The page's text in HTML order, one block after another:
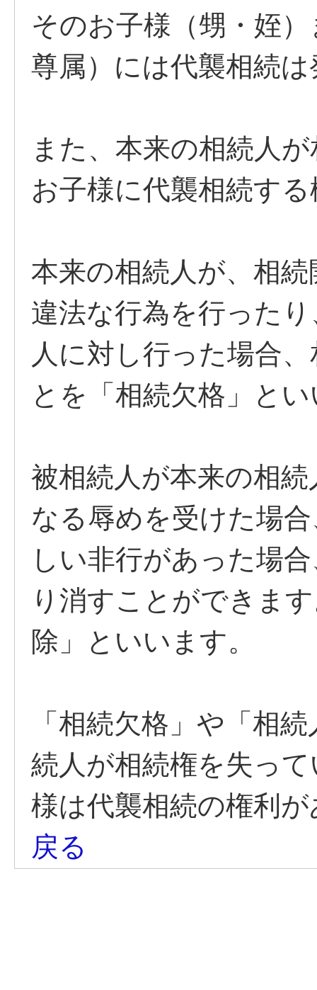
そのお子様（甥・姪
尊属）には代襲相続
また、本来の相続人
お子様に代襲相続す
本来の相続人が、相
違法な行為を行った
人に対し行った場合
とを「相続欠格」と
被相続人が本来の相
なる辱めを受けた場
しい非行があった場
り消すことができま
除」といいます。
「相続欠格」や「相
続人が相続権を失っ
様は代襲相続の権利
戻る